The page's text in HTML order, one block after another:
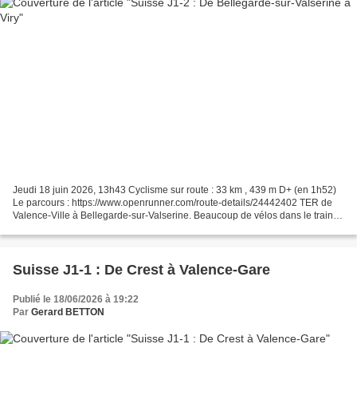
Jeudi 18 juin 2026, 13h43 Cyclisme sur route : 33 km , 439 m D+ (en 1h52)
Le parcours : https://www.openrunner.com/route-details/24442402 TER de
Valence-Ville à Bellegarde-sur-Valserine. Beaucoup de vélos dans le train et
Suisse J1-1 : De Crest à Valence-Gare
Publié le 18/06/2026 à 19:22
Par Gerard BETTON